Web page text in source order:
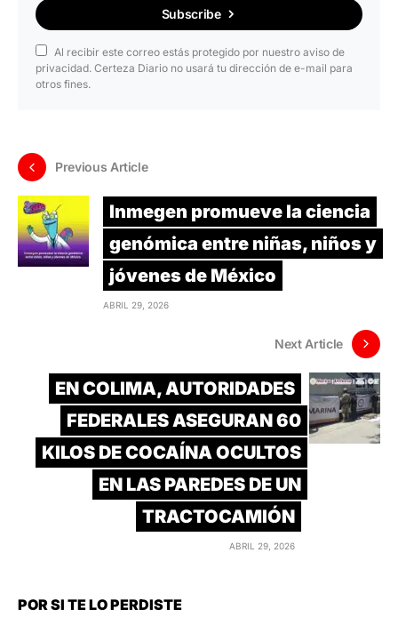
Subscribe
Al recibir este correo estás protegido por nuestro aviso de
privacidad. Certeza Diario no usará tu dirección de e-mail para
otros fines.
Previous Article
Inmegen promueve la ciencia
genómica entre niñas, niños y
jóvenes de México
ABRIL 29, 2026
Next Article
EN COLIMA, AUTORIDADES
FEDERALES ASEGURAN 60
KILOS DE COCAÍNA OCULTOS
EN LAS PAREDES DE UN
TRACTOCAMIÓN
ABRIL 29, 2026
POR SI TE LO PERDISTE